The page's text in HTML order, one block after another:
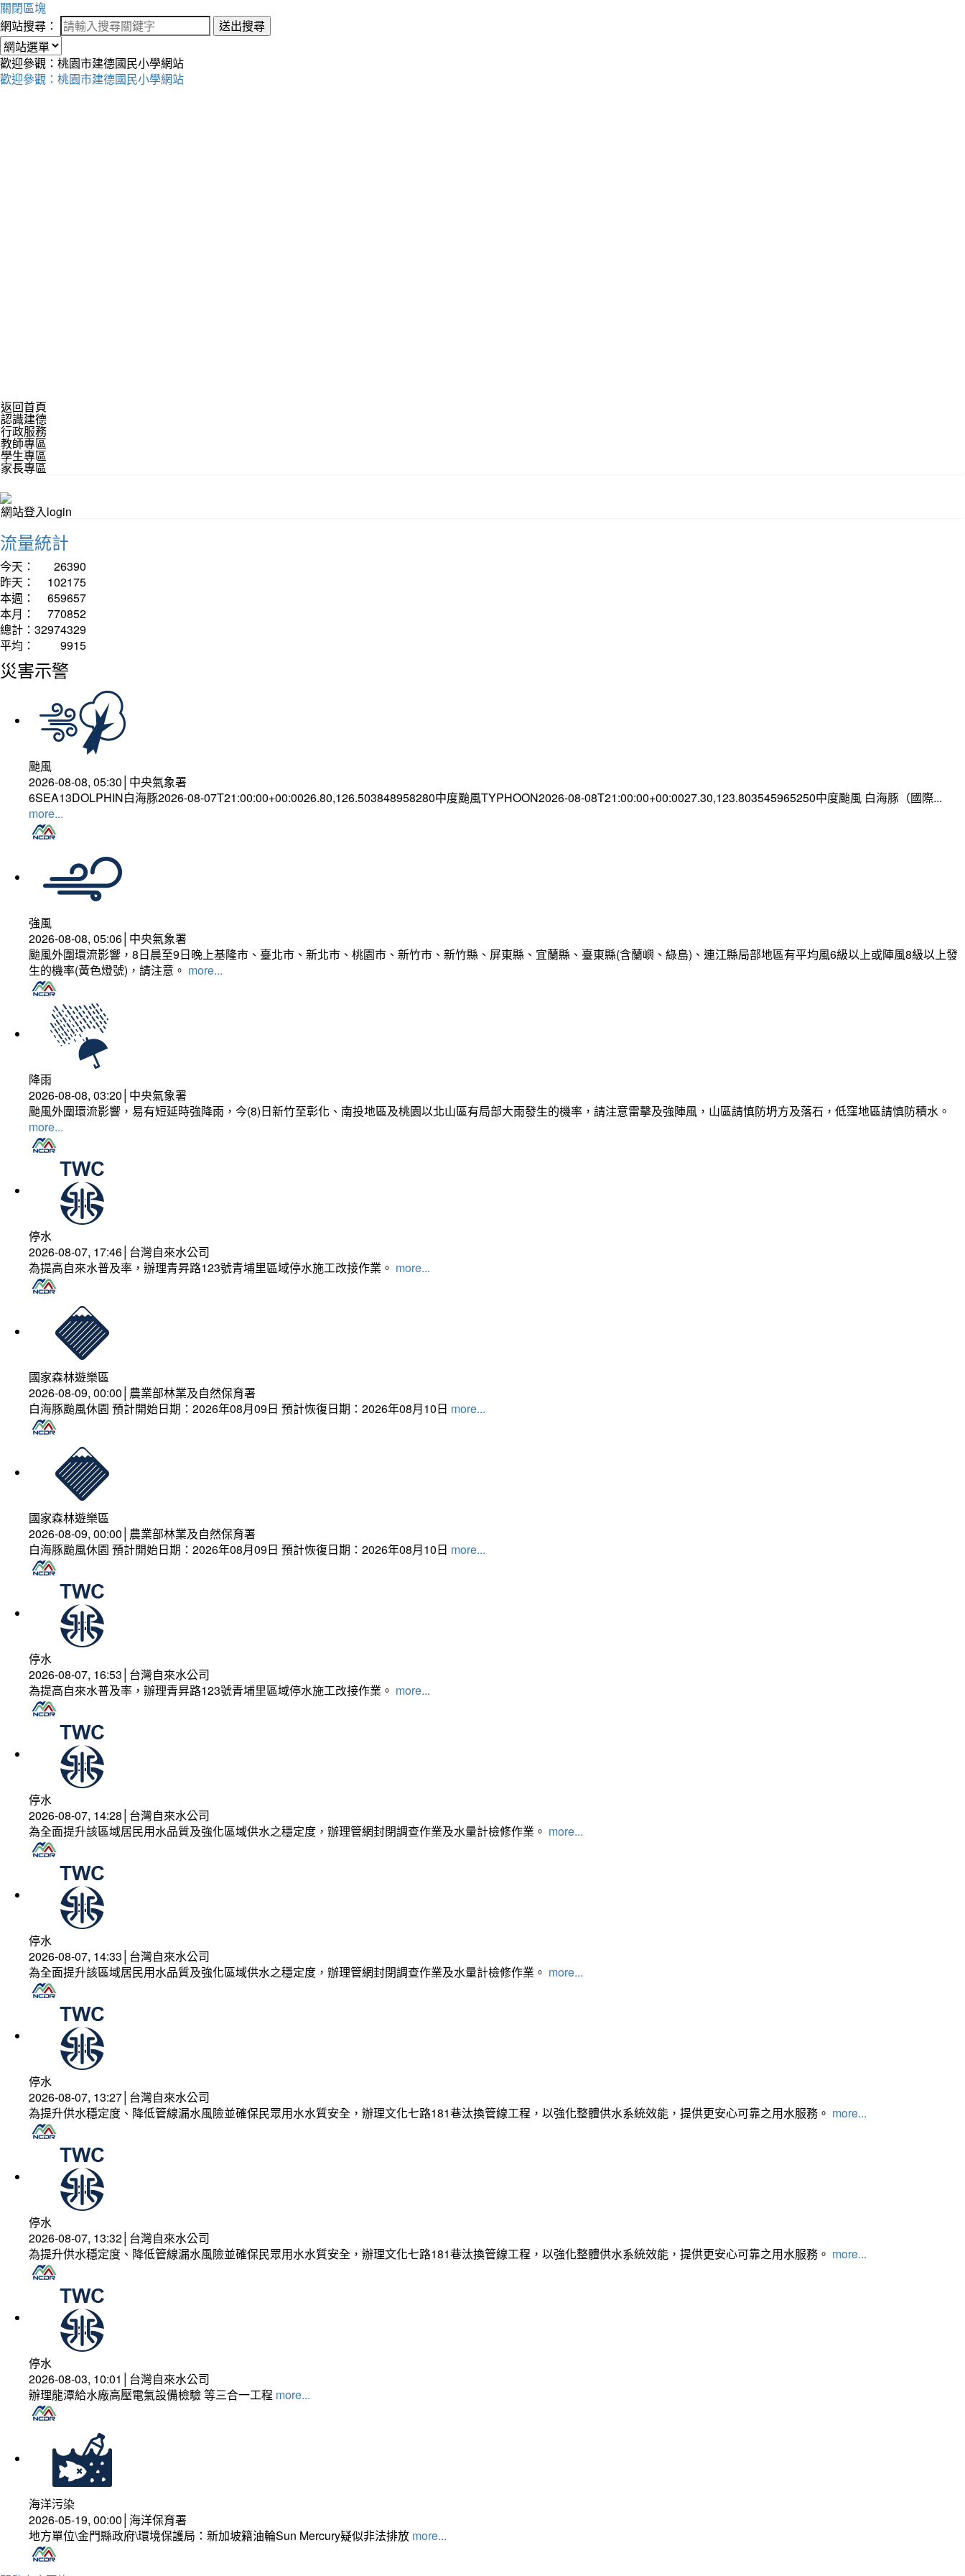
關閉區塊
網站搜尋：
送出搜尋
歡迎參觀：桃園市建德國民小學網站
歡迎參觀：桃園市建德國民小學網站
返回首頁
認識建德
行政服務
教師專區
學生專區
家長專區
網站登入login
流量統計
今天：
26390
昨天：
102175
本週：
659657
本月：
770852
總計： 32974329
平均：
9915
災害示警
颱風
2026-08-08, 05:30│中央氣象署
6SEA13DOLPHIN白海豚2026-08-07T21:00:00+00:0026.80,126.503848958280中度颱風TYPHOON2026-08-08T21:00:00+00:0027.30,123.803545965250中度颱風 白海豚（國際...
more...
強風
2026-08-08, 05:06│中央氣象署
颱風外圍環流影響，8日晨至9日晚上基隆市、臺北市、新北市、桃園市、新竹市、新竹縣、屏東縣、宜蘭縣、臺東縣(含蘭嶼、綠島)、連江縣局部地區有平均風6級以上或陣風8級以上發
生的機率(黃色燈號)，請注意。 more...
降雨
2026-08-08, 03:20│中央氣象署
颱風外圍環流影響，易有短延時強降雨，今(8)日新竹至彰化、南投地區及桃園以北山區有局部大雨發生的機率，請注意雷擊及強陣風，山區請慎防坍方及落石，低窪地區請慎防積水。
more...
停水
2026-08-07, 17:46│台灣自來水公司
為提高自來水普及率，辦理青昇路123號青埔里區域停水施工改接作業。 more...
國家森林遊樂區
2026-08-09, 00:00│農業部林業及自然保育署
白海豚颱風休園 預計開始日期：2026年08月09日 預計恢復日期：2026年08月10日 more...
國家森林遊樂區
2026-08-09, 00:00│農業部林業及自然保育署
白海豚颱風休園 預計開始日期：2026年08月09日 預計恢復日期：2026年08月10日 more...
停水
2026-08-07, 16:53│台灣自來水公司
為提高自來水普及率，辦理青昇路123號青埔里區域停水施工改接作業。 more...
停水
2026-08-07, 14:28│台灣自來水公司
為全面提升該區域居民用水品質及強化區域供水之穩定度，辦理管網封閉調查作業及水量計檢修作業。 more...
停水
2026-08-07, 14:33│台灣自來水公司
為全面提升該區域居民用水品質及強化區域供水之穩定度，辦理管網封閉調查作業及水量計檢修作業。 more...
停水
2026-08-07, 13:27│台灣自來水公司
為提升供水穩定度、降低管線漏水風險並確保民眾用水水質安全，辦理文化七路181巷汰換管線工程，以強化整體供水系統效能，提供更安心可靠之用水服務。 more...
停水
2026-08-07, 13:32│台灣自來水公司
為提升供水穩定度、降低管線漏水風險並確保民眾用水水質安全，辦理文化七路181巷汰換管線工程，以強化整體供水系統效能，提供更安心可靠之用水服務。 more...
停水
2026-08-03, 10:01│台灣自來水公司
辦理龍潭給水廠高壓電氣設備檢驗 等三合一工程 more...
海洋污染
2026-05-19, 00:00│海洋保育署
地方單位\金門縣政府\環境保護局：新加坡籍油輪Sun Mercury疑似非法排放 more...